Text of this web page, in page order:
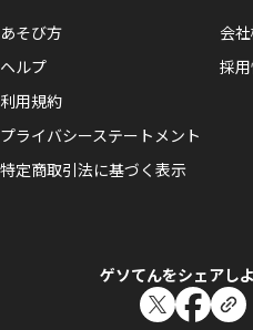
あそび方
ヘルプ
利用規約
プライバシーステートメント
特定商取引法に基づく表示
会
採
ゲソてんをシェアし